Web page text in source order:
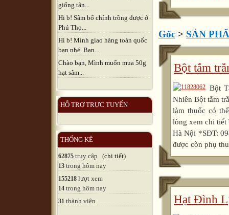
giống tận...
Hi b! Sâm bố chính trồng được ở
Phú Thọ...
Hi b! Mình giao hàng toàn quốc
bạn nhé. Bạn...
Chào bạn, Mình muốn mua 50g
hạt sâm...
HỖ TRỢ TRỰC TUYẾN
THỐNG KÊ
62875 truy cập (chi tiết)
13 trong hôm nay
155218 lượt xem
14 trong hôm nay
31 thành viên
Gốc > SẢN
Bột tắm
Bột
Nhiên Bột tắm
làm thuốc có
lòng xem chi
Hà Nội *SĐT:
được còn phụ
Hạt Đình